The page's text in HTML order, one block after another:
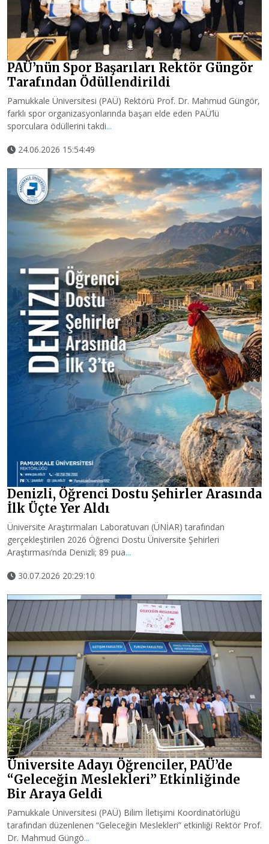
PAÜ’nün Spor Başarıları Rektör Güngör
Tarafından Ödüllendirildi
Pamukkale Üniversitesi (PAÜ) Rektörü Prof. Dr. Mahmud Güngör,
farklı spor organizasyonlarında başarı elde eden PAÜ’lü
sporculara ödüllerini takdi...
24.06.2026 15:54:49
Denizli, Öğrenci Dostu Şehirler Arasında
İlk Üçte Yer Aldı
Üniversite Araştırmaları Laboratuvarı (ÜNİAR) tarafından
gerçekleştirilen 2026 Öğrenci Dostu Üniversite Şehirleri
Araştırması’nda Denizli; 89 pua...
30.07.2026 20:29:10
Üniversite Adayı Öğrenciler, PAÜ’de
“Geleceğin Meslekleri” Etkinliğinde
Bir Araya Geldi
Pamukkale Üniversitesi (PAÜ) Bilim İletişimi Koordinatörlüğü
tarafından düzenlenen “Geleceğin Meslekleri” etkinliği Rektör Prof.
Dr. Mahmud Güngö...